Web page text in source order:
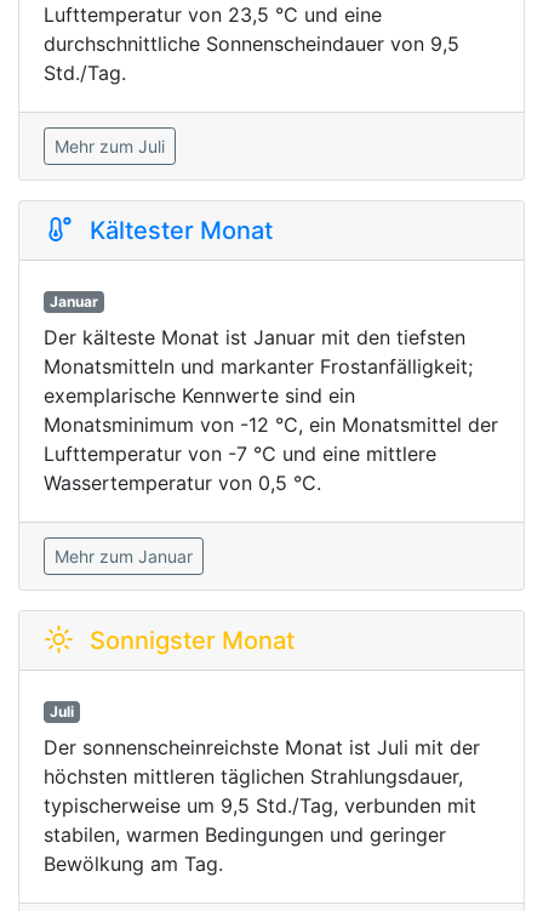
Lufttemperatur von 23,5 °C und eine
durchschnittliche Sonnenscheindauer von 9,5
Std./Tag.
Mehr zum Juli
Kältester Monat
Januar
Der kälteste Monat ist Januar mit den tiefsten
Monatsmitteln und markanter Frostanfälligkeit;
exemplarische Kennwerte sind ein
Monatsminimum von -12 °C, ein Monatsmittel der
Lufttemperatur von -7 °C und eine mittlere
Wassertemperatur von 0,5 °C.
Mehr zum Januar
Sonnigster Monat
Juli
Der sonnenscheinreichste Monat ist Juli mit der
höchsten mittleren täglichen Strahlungsdauer,
typischerweise um 9,5 Std./Tag, verbunden mit
stabilen, warmen Bedingungen und geringer
Bewölkung am Tag.